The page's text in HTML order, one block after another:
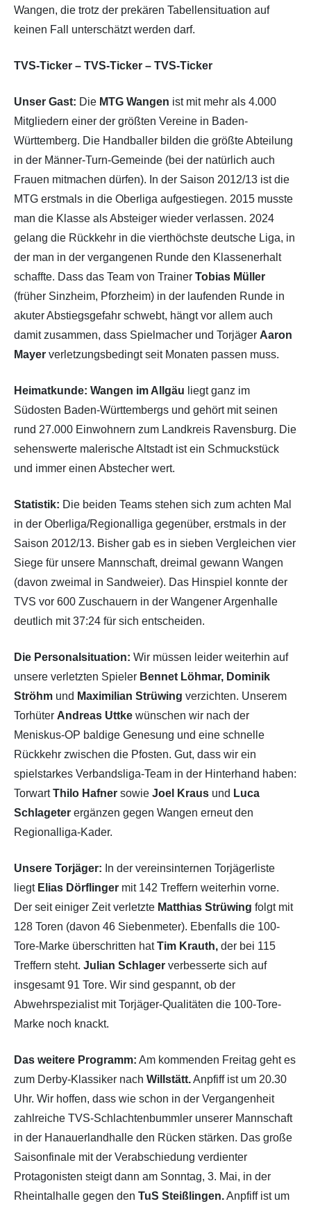
Wangen, die trotz der prekären Tabellensituation auf
keinen Fall unterschätzt werden darf.
TVS-Ticker – TVS-Ticker – TVS-Ticker
Unser Gast: Die MTG Wangen ist mit mehr als 4.000
Mitgliedern einer der größten Vereine in Baden-
Württemberg. Die Handballer bilden die größte Abteilung
in der Männer-Turn-Gemeinde (bei der natürlich auch
Frauen mitmachen dürfen). In der Saison 2012/13 ist die
MTG erstmals in die Oberliga aufgestiegen. 2015 musste
man die Klasse als Absteiger wieder verlassen. 2024
gelang die Rückkehr in die vierthöchste deutsche Liga, in
der man in der vergangenen Runde den Klassenerhalt
schaffte. Dass das Team von Trainer Tobias Müller
(früher Sinzheim, Pforzheim) in der laufenden Runde in
akuter Abstiegsgefahr schwebt, hängt vor allem auch
damit zusammen, dass Spielmacher und Torjäger Aaron
Mayer verletzungsbedingt seit Monaten passen muss.
Heimatkunde: Wangen im Allgäu liegt ganz im
Südosten Baden-Württembergs und gehört mit seinen
rund 27.000 Einwohnern zum Landkreis Ravensburg. Die
sehenswerte malerische Altstadt ist ein Schmuckstück
und immer einen Abstecher wert.
Statistik: Die beiden Teams stehen sich zum achten Mal
in der Oberliga/Regionalliga gegenüber, erstmals in der
Saison 2012/13. Bisher gab es in sieben Vergleichen vier
Siege für unsere Mannschaft, dreimal gewann Wangen
(davon zweimal in Sandweier). Das Hinspiel konnte der
TVS vor 600 Zuschauern in der Wangener Argenhalle
deutlich mit 37:24 für sich entscheiden.
Die Personalsituation: Wir müssen leider weiterhin auf
unsere verletzten Spieler Bennet Löhmar, Dominik
Ströhm und Maximilian Strüwing verzichten. Unserem
Torhüter Andreas Uttke wünschen wir nach der
Meniskus-OP baldige Genesung und eine schnelle
Rückkehr zwischen die Pfosten. Gut, dass wir ein
spielstarkes Verbandsliga-Team in der Hinterhand haben:
TorwartThilo Hafner sowie Joel Kraus und Luca
Schlageter ergänzen gegen Wangen erneut den
Regionalliga-Kader.
Unsere Torjäger: In der vereinsinternen Torjägerliste
liegt Elias Dörflinger mit 142 Treffern weiterhin vorne.
Der seit einiger Zeit verletzte Matthias Strüwing folgt mit
128 Toren (davon 46 Siebenmeter). Ebenfalls die 100-
Tore-Marke überschritten hatTim Krauth, der bei 115
Treffern steht. Julian Schlager verbesserte sich auf
insgesamt 91 Tore. Wir sind gespannt, ob der
Abwehrspezialist mit Torjäger-Qualitäten die 100-Tore-
Marke noch knackt.
Das weitere Programm: Am kommenden Freitag geht es
zum Derby-Klassiker nach Willstätt.Anpfiff ist um 20.30
Uhr. Wir hoffen, dass wie schon in der Vergangenheit
zahlreiche TVS-Schlachtenbummler unserer Mannschaft
in der Hanauerlandhalle den Rücken stärken. Das große
Saisonfinale mit der Verabschiedung verdienter
Protagonisten steigt dann am Sonntag, 3. Mai, in der
Rheintalhalle gegen den TuS Steißlingen.Anpfiff ist um